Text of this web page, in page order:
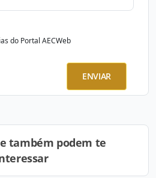
do Portal AECWeb
ENVIAR
também podem te